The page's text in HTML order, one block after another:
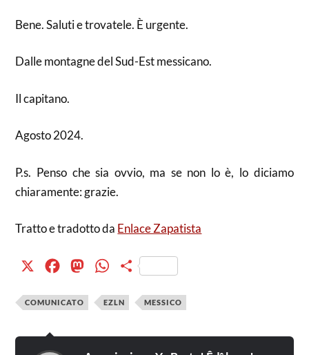
Bene. Saluti e trovatele. È urgente.
Dalle montagne del Sud-Est messicano.
Il capitano.
Agosto 2024.
P.s. Penso che sia ovvio, ma se non lo è, lo diciamo
chiaramente: grazie.
Tratto e tradotto da Enlace Zapatista
FacebookMastodonWhatsAppCondividi
COMUNICATO EZLN MESSICO